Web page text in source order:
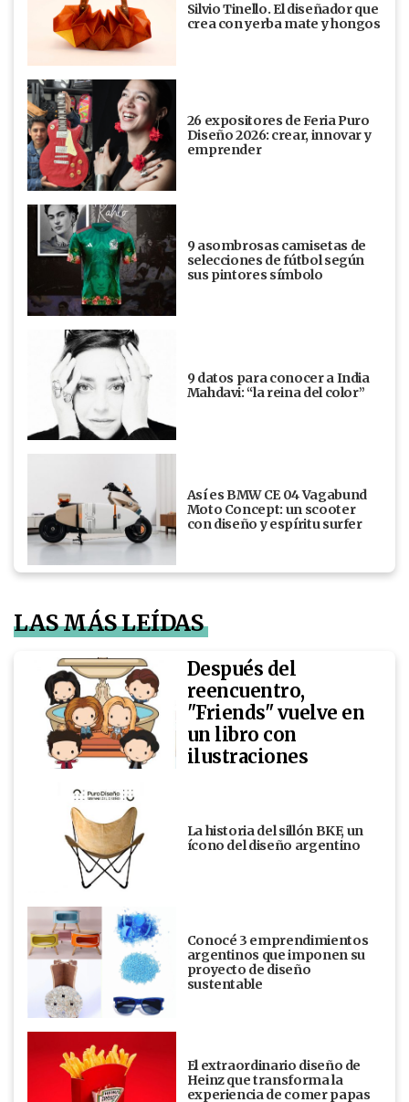
Silvio Tinello. El diseñador que
crea con yerba mate y hongos
26 expositores de Feria Puro
Diseño 2026: crear, innovar y
emprender
9 asombrosas camisetas de
selecciones de fútbol según
sus pintores símbolo
9 datos para conocer a India
Mahdavi: “la reina del color”
Así es BMW CE 04 Vagabund
Moto Concept: un scooter
con diseño y espíritu surfer
LAS MÁS LEÍDAS
Después del
reencuentro,
"Friends" vuelve en
un libro con
ilustraciones
La historia del sillón BKF, un
ícono del diseño argentino
Conocé 3 emprendimientos
argentinos que imponen su
proyecto de diseño
sustentable
El extraordinario diseño de
Heinz que transforma la
experiencia de comer papas